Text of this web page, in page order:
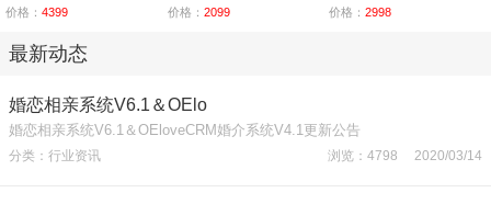
价格： 4399
价格： 2099
价格：2998
最新动态
婚恋相亲系统V6.1＆OElo
婚恋相亲系统V6.1＆OEloveCRM婚介系统V4.1更新公告
分类：行业资讯 浏览：4798 2020/03/14